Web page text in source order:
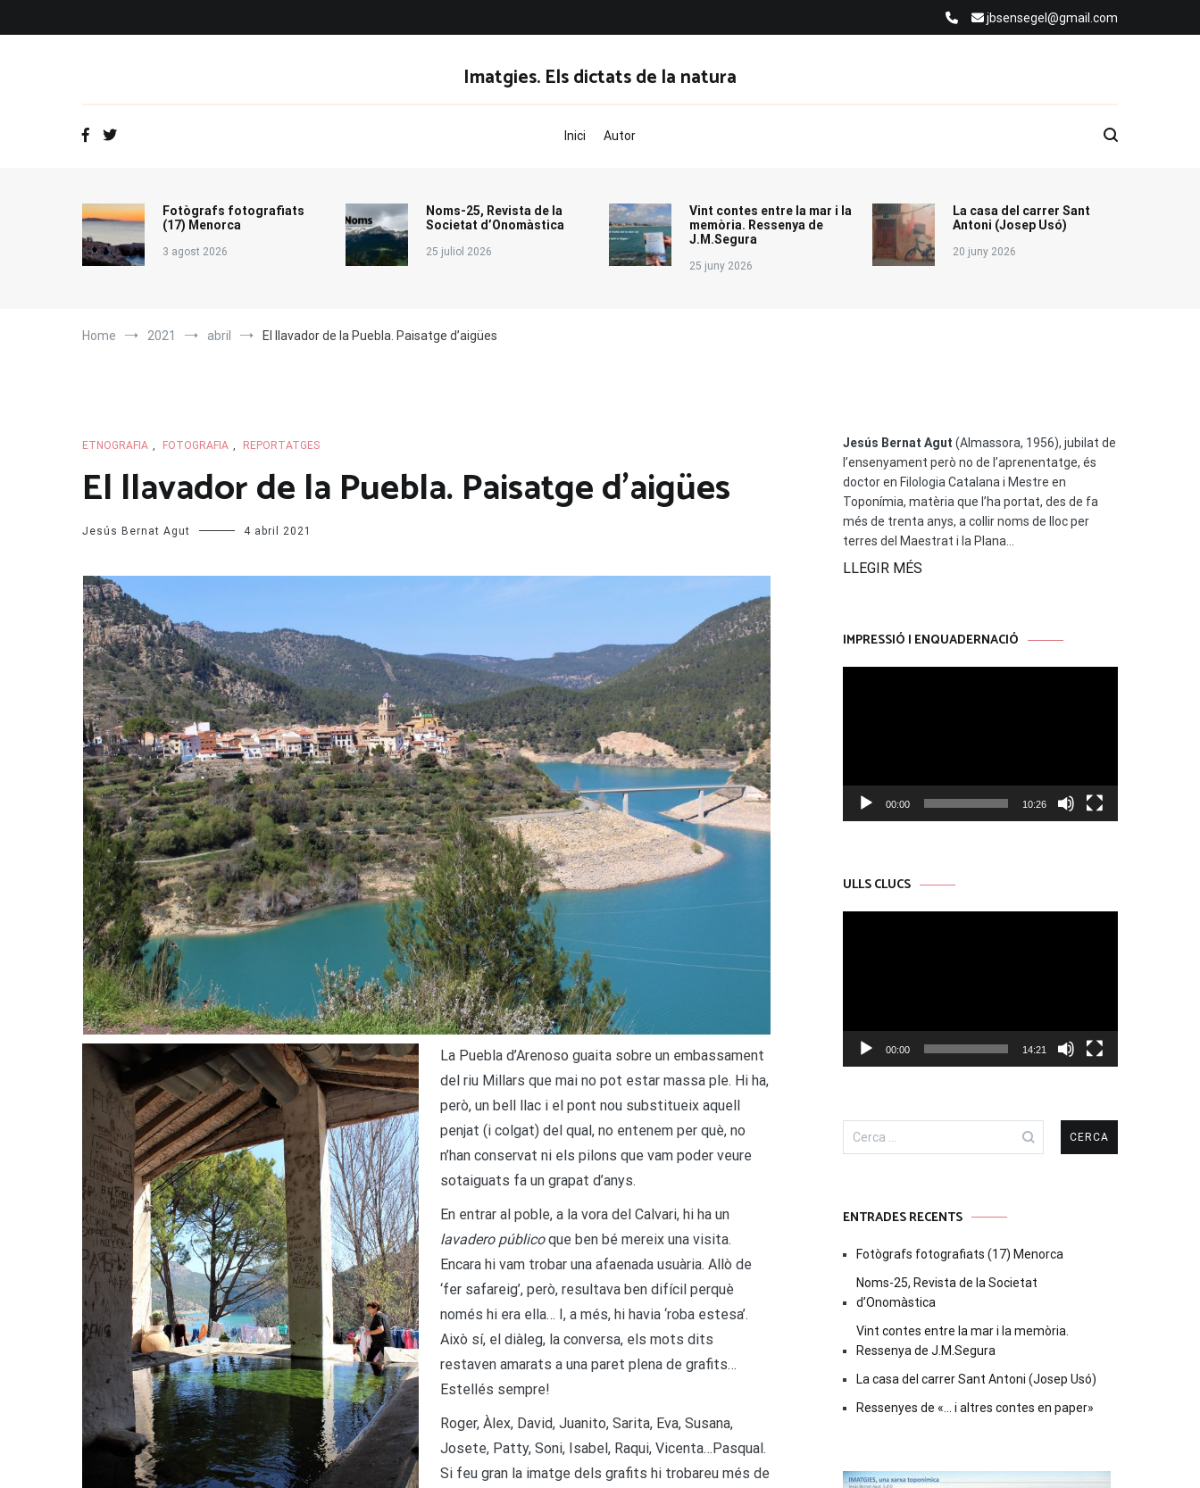
jbsensegel@gmail.com
Imatgies. Els dictats de la natura
Inici Autor
Fotògrafs fotografiats
(17) Menorca
3 agost 2026
Noms-25, Revista de la
Societat d’Onomàstica
25 juliol 2026
Vint contes entre la mar i la
memòria. Ressenya de
J.M.Segura
25 juny 2026
La casa del carrer Sant
Antoni (Josep Usó)
20 juny 2026
Home 2021 abril El llavador de la Puebla. Paisatge d’aigües
ETNOGRAFIA , FOTOGRAFIA , REPORTATGES
El llavador de la Puebla. Paisatge d’aigües
Jesús Bernat Agut 4 abril 2021
La Puebla d’Arenoso guaita sobre un embassament
del riu Millars que mai no pot estar massa ple. Hi ha,
però, un bell llac i el pont nou substitueix aquell
penjat (i colgat) del qual, no entenem per què, no
n’han conservat ni els pilons que vam poder veure
sotaiguats fa un grapat d’anys.
En entrar al poble, a la vora del Calvari, hi ha un
lavadero públicoque ben bé mereix una visita.
Encara hi vam trobar una afaenada usuària. Allò de
‘fer safareig’, però, resultava ben difícil perquè
només hi era ella… I, a més, hi havia ‘roba estesa’.
Això sí, el diàleg, la conversa, els mots dits
restaven amarats a una paret plena de grafits…
Estellés sempre!
Roger, Àlex, David, Juanito, Sarita, Eva, Susana,
Josete, Patty, Soni, Isabel, Raqui, Vicenta…Pasqual.
Si feu gran la imatge dels grafits hi trobareu més de
Jesús Bernat Agut (Almassora, 1956), jubilat de
l’ensenyament però no de l’aprenentatge, és
doctor en Filologia Catalana i Mestre en
Toponímia, matèria que l’ha portat, des de fa
més de trenta anys, a collir noms de lloc per
terres del Maestrat i la Plana...
LLEGIR MÉS
IMPRESSIÓ I ENQUADERNACIÓ
00:00 10:26
ULLS CLUCS
00:00 14:21
ENTRADES RECENTS
Fotògrafs fotografiats (17) Menorca
Noms-25, Revista de la Societat
d’Onomàstica
Vint contes entre la mar i la memòria.
Ressenya de J.M.Segura
La casa del carrer Sant Antoni (Josep Usó)
Ressenyes de «… i altres contes en paper»